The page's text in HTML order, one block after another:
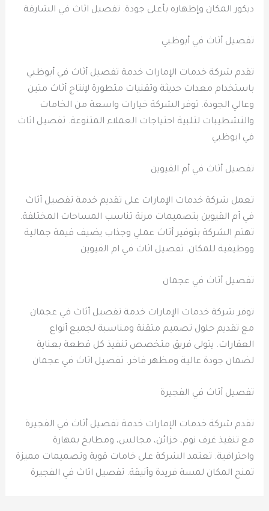
ديكور المكان وإظهاره بأعلى جودة. تفصيل اثاث في الشارقة
تفصيل أثاث في أبوظبي
تقدم شركة خدمات الإمارات خدمة تفصيل أثاث في أبوظبي
باستخدام معدات حديثة وتقنيات متطورة لإنتاج أثاث متين
وعالي الجودة. توفر الشركة خيارات واسعة من الخامات
والتشطيبات لتلبية احتياجات العملاء المتنوعة. تفصيل اثاث
في ابوظبي
تفصيل أثاث في أم القيوين
تعمل شركة خدمات الإمارات على تقديم خدمة تفصيل أثاث
في أم القيوين بتصميمات مرنة تناسب المساحات المختلفة.
تهتم الشركة بتوفير أثاث عملي وجذاب يضيف قيمة جمالية
ووظيفية للمكان. تفصيل اثاث في ام القيوين
تفصيل أثاث في عجمان
توفر شركة خدمات الإمارات خدمة تفصيل أثاث في عجمان
مع تقديم حلول تصميم متقنة ومناسبة لجميع أنواع
العقارات. يتولى فريق متخصص تنفيذ كل قطعة بعناية
لضمان جودة عالية ومظهر فاخر. تفصيل اثاث في عجمان
تفصيل أثاث في الفجيرة
تقدم شركة خدمات الإمارات خدمة تفصيل أثاث في الفجيرة
مع تنفيذ غرف نوم، خزائن، مجالس، ومطابخ بمهارة
واحترافية. تعتمد الشركة على خامات قوية وتصميمات مميزة
تمنح المكان لمسة فريدة وأنيقة. تفصيل اثاث في الفجيرة